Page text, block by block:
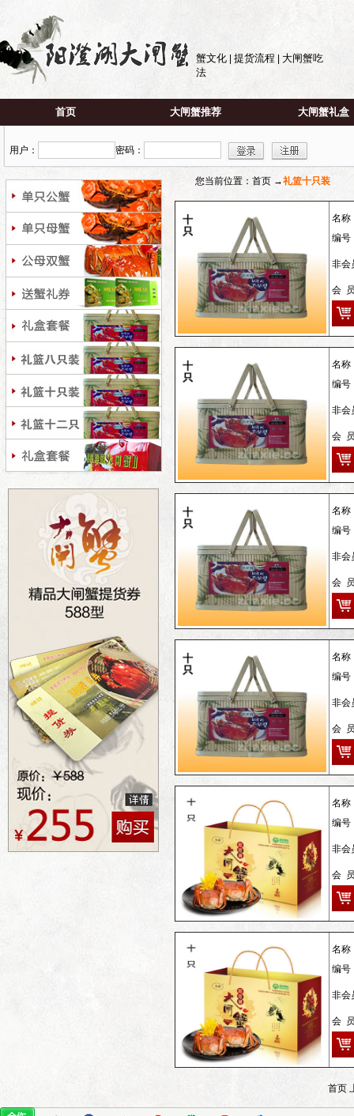
蟹文化 提货流程
大闸蟹吃
法
首页 大闸蟹推荐 大闸蟹礼盒
用户： 密码：
您当前位置：首页 →礼篮十只装
名称
编号
非会
会
名称
编号
非会
会
名称
编号
非会
会
名称
编号
非会
会
名称
编号
非会
会
名称
编号
非会
会
首页